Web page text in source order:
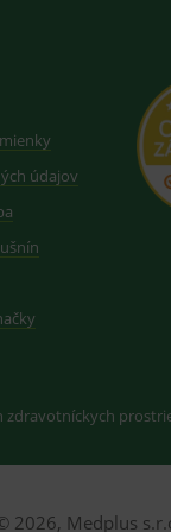
údajov
2026, Medplus